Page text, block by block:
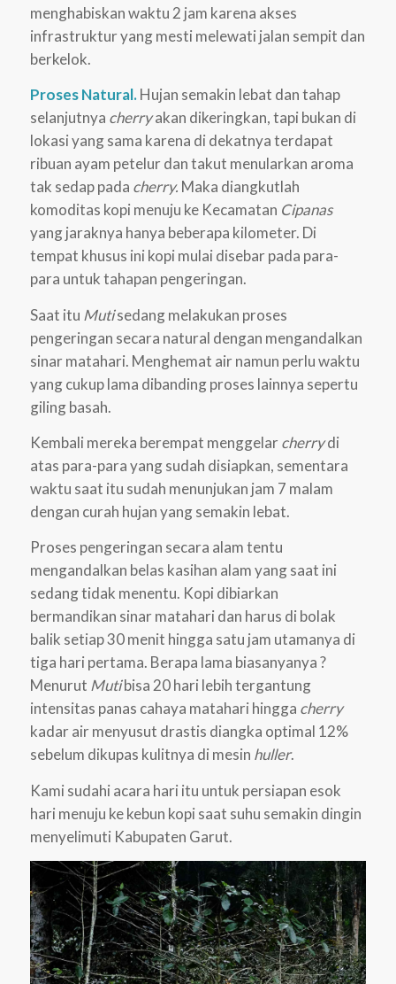
menghabiskan waktu 2 jam karena akses
infrastruktur yang mesti melewati jalan sempit dan
berkelok.
Proses Natural.Hujan semakin lebat dan tahap
selanjutnya cherryakan dikeringkan, tapi bukan di
lokasi yang sama karena di dekatnya terdapat
ribuan ayam petelur dan takut menularkan aroma
tak sedap pada cherry. Maka diangkutlah
komoditas kopi menuju ke Kecamatan Cipanas
yang jaraknya hanya beberapa kilometer. Di
tempat khusus ini kopi mulai disebar pada para-
para untuk tahapan pengeringan.
Saat itu Mutisedang melakukan proses
pengeringan secara natural dengan mengandalkan
sinar matahari. Menghemat air namun perlu waktu
yang cukup lama dibanding proses lainnya sepertu
giling basah.
Kembali mereka berempat menggelarcherrydi
atas para-para yang sudah disiapkan, sementara
waktu saat itu sudah menunjukan jam 7 malam
dengan curah hujan yang semakin lebat.
Proses pengeringan secara alam tentu
mengandalkan belas kasihan alam yang saat ini
sedang tidak menentu. Kopi dibiarkan
bermandikan sinar matahari dan harus di bolak
balik setiap 30 menit hingga satu jam utamanya di
tiga hari pertama. Berapa lama biasanyanya ?
Menurut Mutibisa 20 hari lebih tergantung
intensitas panas cahaya matahari hingga cherry
kadar air menyusut drastis diangka optimal 12%
sebelum dikupas kulitnya di mesin huller.
Kami sudahi acara hari itu untuk persiapan esok
hari menuju ke kebun kopi saat suhu semakin dingin
menyelimuti Kabupaten Garut.